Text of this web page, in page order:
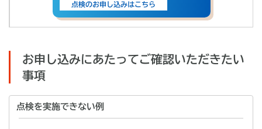
点検のお申し込みはこちら
お申し込みにあたってご確認いただきたい
事項
点検を実施できない例